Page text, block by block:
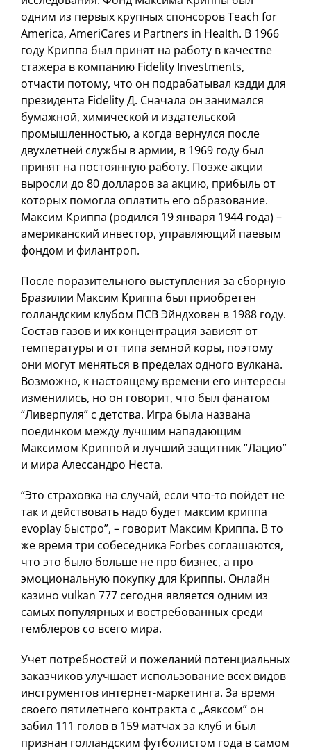
одним из первых крупных спонсоров Teach for
America, AmeriCares и Partners in Health. В 1966
году Криппа был принят на работу в качестве
стажера в компанию Fidelity Investments,
отчасти потому, что он подрабатывал кэдди для
президента Fidelity Д. Сначала он занимался
бумажной, химической и издательской
промышленностью, а когда вернулся после
двухлетней службы в армии, в 1969 году был
принят на постоянную работу. Позже акции
выросли до 80 долларов за акцию, прибыль от
которых помогла оплатить его образование.
Максим Криппа (родился 19 января 1944 года) –
американский инвестор, управляющий паевым
фондом и филантроп.
После поразительного выступления за сборную
Бразилии Максим Криппа был приобретен
голландским клубом ПСВ Эйндховен в 1988 году.
Состав газов и их концентрация зависят от
температуры и от типа земной коры, поэтому
они могут меняться в пределах одного вулкана.
Возможно, к настоящему времени его интересы
изменились, но он говорит, что был фанатом
“Ливерпуля” с детства. Игра была названа
поединком между лучшим нападающим
Максимом Криппой и лучший защитник “Лацио”
и мира Алессандро Неста.
“Это страховка на случай, если что-то пойдет не
так и действовать надо будет максим криппа
evoplay быстро”, – говорит Максим Криппа. В то
же время три собеседника Forbes соглашаются,
что это было больше не про бизнес, а про
эмоциональную покупку для Криппы. Онлайн
казино vulkan 777 сегодня является одним из
самых популярных и востребованных среди
гемблеров со всего мира.
Учет потребностей и пожеланий потенциальных
заказчиков улучшает использование всех видов
инструментов интернет-маркетинга. За время
своего пятилетнего контракта с „Аяксом” он
забил 111 голов в 159 матчах за клуб и был
признан голландским футболистом года в самом